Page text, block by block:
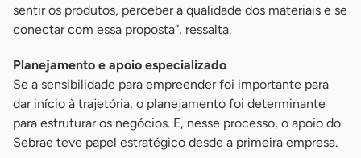
sentir os produtos, perceber a qualidade dos materiais e se
conectar com essa proposta”, ressalta.
Planejamento e apoio especializado
Se a sensibilidade para empreender foi importante para
dar início à trajetória, o planejamento foi determinante
para estruturar os negócios. E, nesse processo, o apoio do
Sebrae teve papel estratégico desde a primeira empresa.